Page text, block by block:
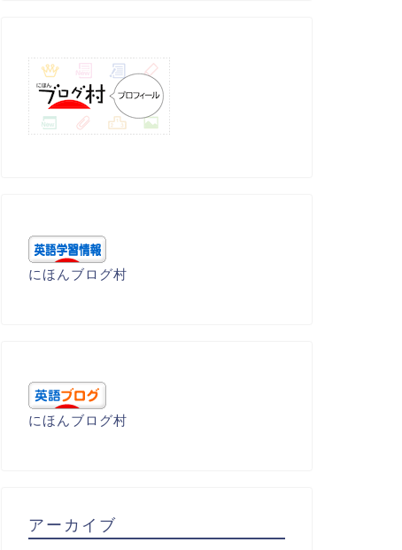
語呂暗記 - M
にほんブログ村
にほんブログ村
アーカイブ